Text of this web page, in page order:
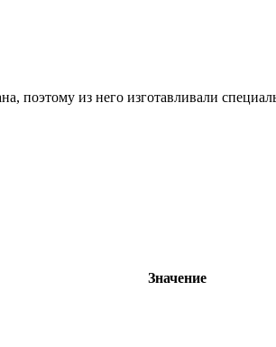
поэтому из него изготавливали
Значение